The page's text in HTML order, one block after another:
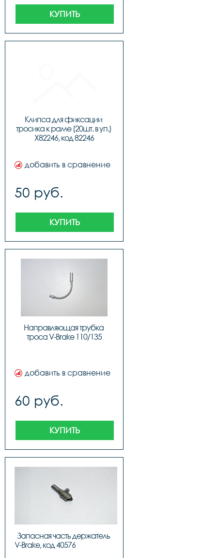
КУПИТЬ
Клипса для фиксации
тросика к раме (20шт. в уп.)
X82246, код 82246
добавить в сравнение
50 руб.
КУПИТЬ
Направляющая трубка
троса V-Brake 110/135
добавить в сравнение
60 руб.
КУПИТЬ
Запасная часть держатель
V-